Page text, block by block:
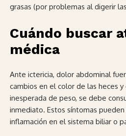
grasas (por problemas al digerir
Cuándo buscar
médica
Ante ictericia, dolor abdominal
cambios en el color de las heces
inesperada de peso, se debe
inmediato. Estos síntomas
inflamación en el sistema biliar o